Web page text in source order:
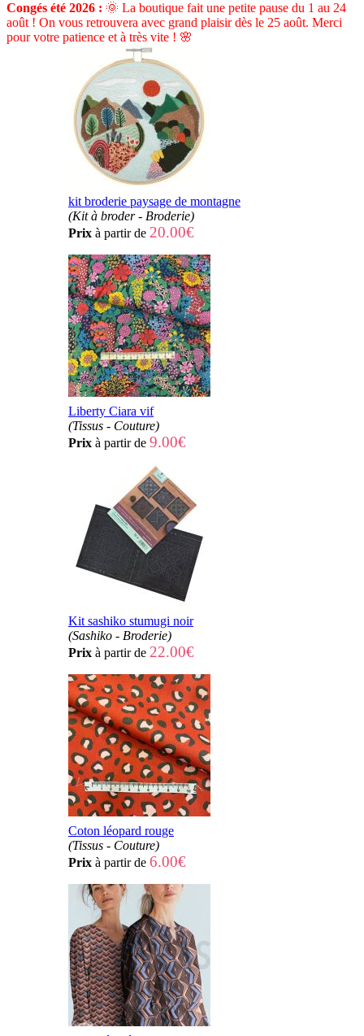
Congés été 2026 : 🌞 La boutique fait une petite pause du 1 au 24
août ! On vous retrouvera avec grand plaisir dès le 25 août. Merci
pour votre patience et à très vite ! 🌸
kit broderie paysage de montagne
(Kit à broder - Broderie)
Prix à partir de 20.00€
Liberty Ciara vif
(Tissus - Couture)
Prix à partir de 9.00€
Kit sashiko stumugi noir
(Sashiko - Broderie)
Prix à partir de 22.00€
Coton léopard rouge
(Tissus - Couture)
Prix à partir de 6.00€